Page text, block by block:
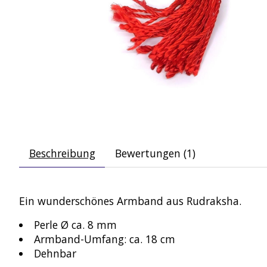
Beschreibung Bewertungen (1)
Ein wunderschönes Armband aus Rudraksha.
Perle Ø ca. 8 mm
Armband-Umfang: ca. 18 cm
Dehnbar